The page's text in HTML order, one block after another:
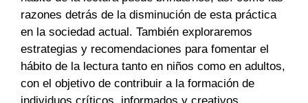
razones detrás de la disminución de esta práctica
en la sociedad actual. También exploraremos
estrategias y recomendaciones para fomentar el
hábito de la lectura tanto en niños como en adultos,
con el objetivo de contribuir a la formación de